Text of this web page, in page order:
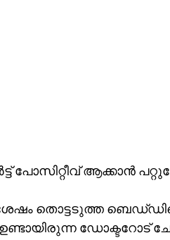
പോസിറ്റീവ് ആക്കാൻ
ബെഡ്‌ഡിലെ രോഗിയുടെ
ഡോക്ടറോട്